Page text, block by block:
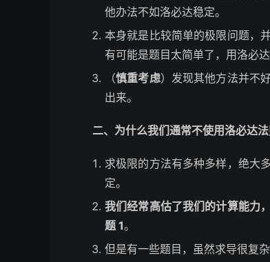
他办法不如洛必达稳定。
本身就是比较简单的极限问题，
有可能是题目太简单了，用洛必
（慎重考虑）发现其他方法并不
出来。
二、为什么我们通常不使用洛必达法
求极限的方法有多种多样，绝大
定。
我们经常高估了我们的计算能力
题 1。
但是有一些题目，虽然求导很复